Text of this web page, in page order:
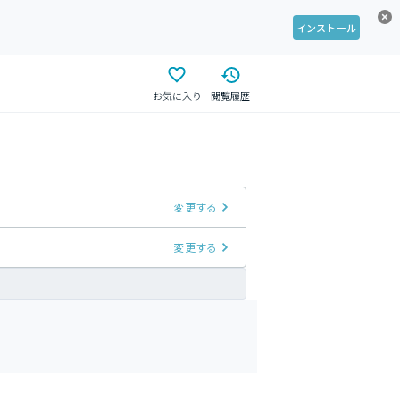
インストール
お気に入り 閲覧履歴
変更する
変更する